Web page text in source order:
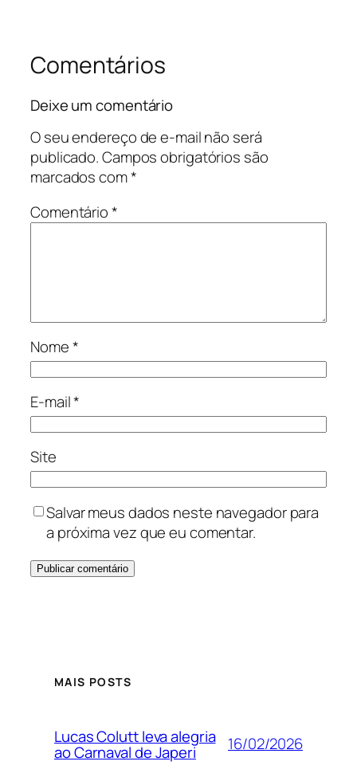
Comentários
Deixe um comentário
O seu endereço de e-mail não será
publicado.Campos obrigatórios são
marcados com*
Comentário*
Nome*
E-mail*
Site
Salvar meus dados neste navegador para
a próxima vez que eu comentar.
MAIS POSTS
Lucas Colutt leva alegria
ao Carnaval de Japeri 16/02/2026